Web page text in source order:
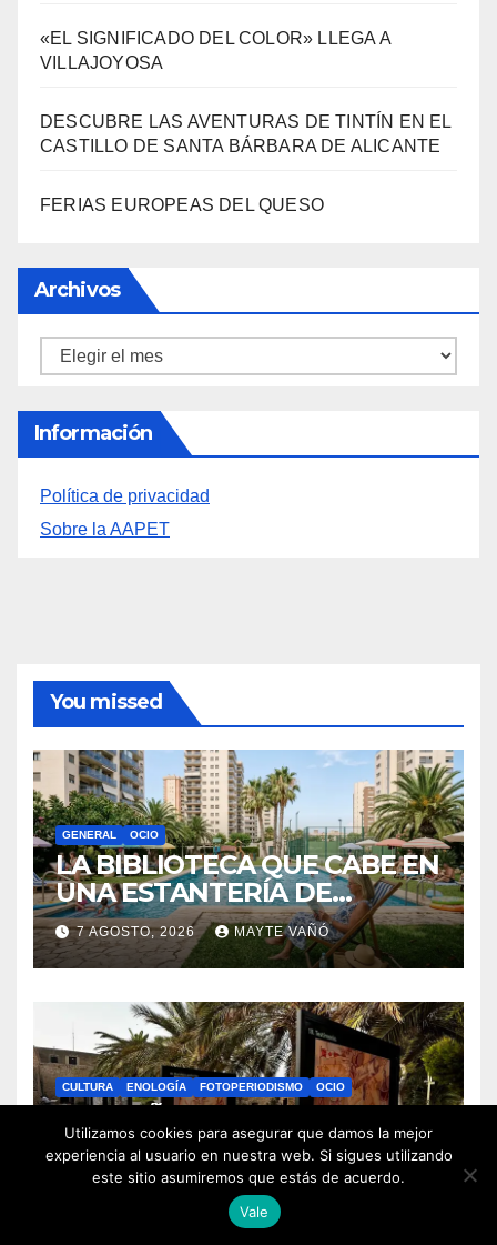
«EL SIGNIFICADO DEL COLOR» LLEGA A
VILLAJOYOSA
DESCUBRE LAS AVENTURAS DE TINTÍN EN EL
CASTILLO DE SANTA BÁRBARA DE ALICANTE
FERIAS EUROPEAS DEL QUESO
Archivos
Archivos
Información
Política de privacidad
Sobre la AAPET
You missed
GENERAL OCIO
LA BIBLIOTECA QUE CABE EN
UNA ESTANTERÍA DE
WALLAPOP
7 AGOSTO, 2026 MAYTE VAÑÓ
CULTURA ENOLOGÍA FOTOPERIODISMO OCIO
VINO DE ALICANTE
RENACEN EN EL CASTILLO
DE SANTA BÁRBARA
6 AGOSTO, 2026 MARICHEL LÓPEZ
Utilizamos cookies para asegurar que damos la mejor
experiencia al usuario en nuestra web. Si sigues utilizando
este sitio asumiremos que estás de acuerdo.
Vale